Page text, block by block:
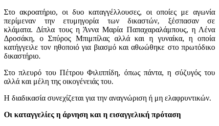
Στο ακροατήριο, οι δυο καταγγέλλουσες, οι οποίες με αγωνία
περίμεναν την ετυμηγορία των δικαστών, ξέσπασαν σε
κλάματα. Δίπλα τους η Άννα Μαρία Παπαχαραλάμπους, η Λένα
Δροσάκη, ο Σπύρος Μπιμπίλας αλλά και η γυναίκα, η οποία
κατήγγειλε τον ηθοποιό για βιασμό και αθωώθηκε στο πρωτόδικο
δικαστήριο.
Στο πλευρό του Πέτρου Φιλιππίδη, όπως πάντα, η σύζυγός του
αλλά και μέλη της οικογένειάς του.
Η διαδικασία συνεχίζεται για την αναγνώριση ή μη ελαφρυντικών.
Οι καταγγελίες η άρνηση και η εισαγγελική πρόταση